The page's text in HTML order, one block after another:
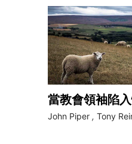
當教會領袖陷
John Piper , Tony